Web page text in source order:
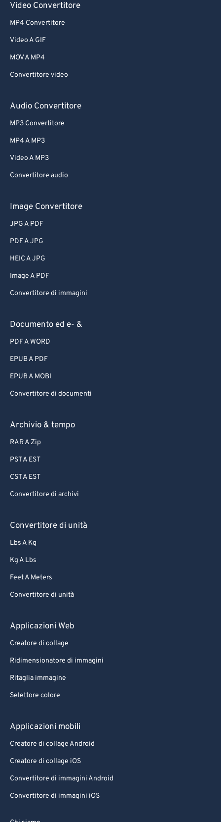
Video Convertitore
MP4 Convertitore
Video A GIF
MOV A MP4
Convertitore video
Audio Convertitore
MP3 Convertitore
MP4 A MP3
Video A MP3
Convertitore audio
Image Convertitore
JPG A PDF
PDF A JPG
HEIC A JPG
Image A PDF
Convertitore di immagini
Documento ed e- &
PDF A WORD
EPUB A PDF
EPUB A MOBI
Convertitore di documenti
Archivio & tempo
RAR A Zip
PST A EST
CST A EST
Convertitore di archivi
Convertitore di unità
Lbs A Kg
Kg A Lbs
Feet A Meters
Convertitore di unità
Applicazioni Web
Creatore di collage
Ridimensionatore di immagini
Ritaglia immagine
Selettore colore
Applicazioni mobili
Creatore di collage Android
Creatore di collage iOS
Convertitore di immagini Android
Convertitore di immagini iOS